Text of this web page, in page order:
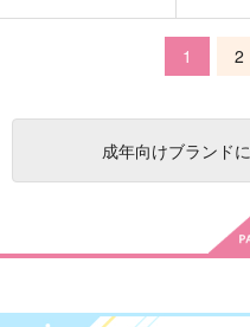
1 2
成年向けブランドに